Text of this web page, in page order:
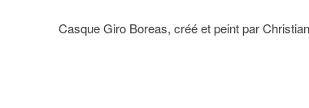
Casque Giro Boreas, créé et peint par